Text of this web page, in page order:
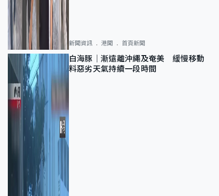
新聞資訊 港聞 首頁新聞
白海豚｜漸遠離沖繩及奄美 緩慢移動
料惡劣天氣持續一段時間